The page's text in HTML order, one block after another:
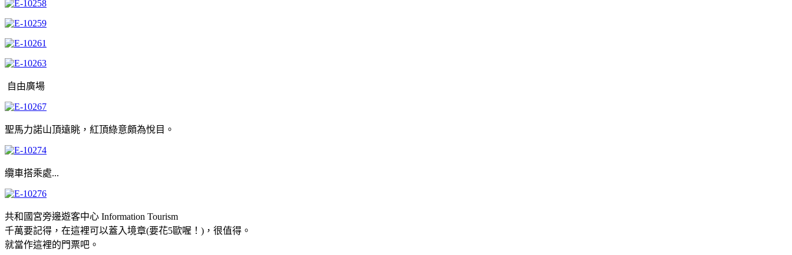
自由廣場
聖馬力諾山頂遠眺，紅頂綠意頗為悅目。
纜車搭乘處...
共和國宮旁邊遊客中心 Information Tourism
千萬要記得，在這裡可以蓋入境章(要花5歐喔！)，很值得。
就當作這裡的門票吧。